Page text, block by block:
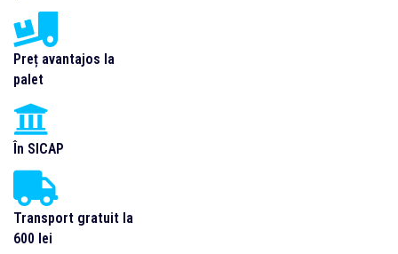
Preț avantajos la
palet
În SICAP
Transport gratuit la
600 lei